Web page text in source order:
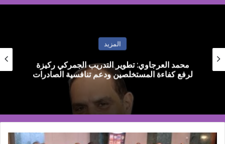
المزيد
محمد العرجاوي: تطوير التدريب الجمركي ركيزة
لرفع كفاءة المستخلصين ودعم تنافسية الصادرات
مى